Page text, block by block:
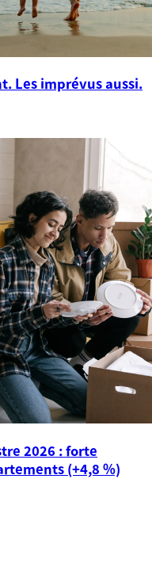
Les imprévus aussi.
2026 : forte
(+4,8 %)